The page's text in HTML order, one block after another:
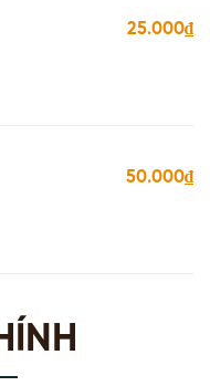
25.000₫
50.000₫